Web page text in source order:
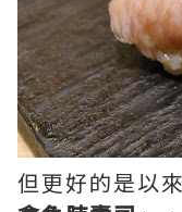
但更好的是以